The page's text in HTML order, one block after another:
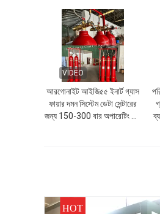
VIDEO
আরগোনাইট আইজি৫৫ ইনার্ট গ্যাস
ফায়ার দমন সিস্টেম ডেটা সেন্টারের
জন্য 150-300 বার অপারেটিং চাপ
HOT